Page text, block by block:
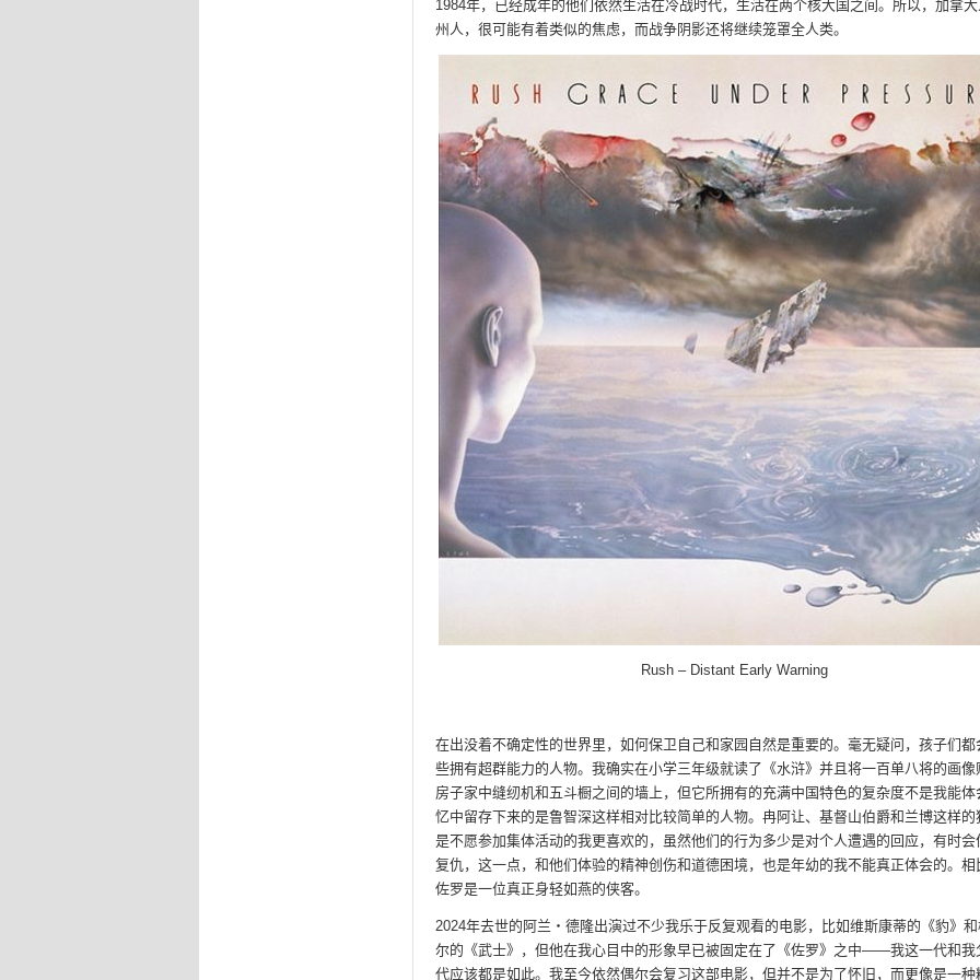
1984年，已经成年的他们依然生活在冷战时代，生活在两个核大国之间。所以，加拿
州人，很可能有着类似的焦虑，而战争阴影还将继续笼罩全人类。
Rush – Distant Early Warning
在出没着不确定性的世界里，如何保卫自己和家园自然是重要的。毫无疑问，孩子们都
些拥有超群能力的人物。我确实在小学三年级就读了《水浒》并且将一百单八将的画像
房子家中缝纫机和五斗橱之间的墙上，但它所拥有的充满中国特色的复杂度不是我能体
忆中留存下来的是鲁智深这样相对比较简单的人物。冉阿让、基督山伯爵和兰博这样的
是不愿参加集体活动的我更喜欢的，虽然他们的行为多少是对个人遭遇的回应，有时会
复仇，这一点，和他们体验的精神创伤和道德困境，也是年幼的我不能真正体会的。相
佐罗是一位真正身轻如燕的侠客。
2024年去世的阿兰・德隆出演过不少我乐于反复观看的电影，比如维斯康蒂的《豹》
尔的《武士》，但他在我心目中的形象早已被固定在了《佐罗》之中——我这一代和我
代应该都是如此。我至今依然偶尔会复习这部电影，但并不是为了怀旧，而更像是一种